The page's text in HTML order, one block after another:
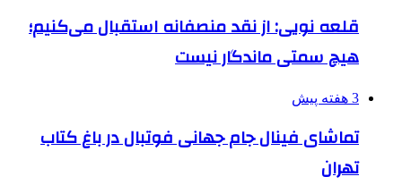
قلعه نویی: از نقد منصفانه استقبال می‌کنیم؛
هیچ سمتی ماندگار نیست
3 هفته پیش
تماشای فینال جام جهانی فوتبال در باغ کتاب
تهران